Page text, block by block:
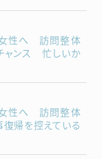
性へ 訪問整体
ンス 忙しいか
性へ 訪問整体
帰を控えている